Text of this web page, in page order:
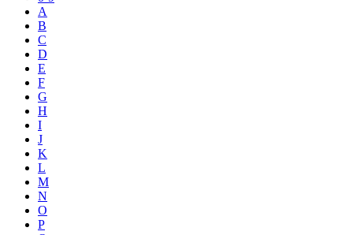
A
B
C
D
E
F
G
H
I
J
K
L
M
N
O
P